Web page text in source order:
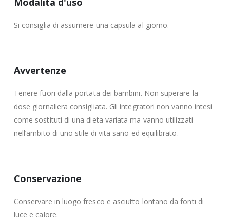
Si consiglia di assumere una capsula al giorno.
Avvertenze
Tenere fuori dalla portata dei bambini. Non superare la
dose giornaliera consigliata. Gli integratori non vanno intesi
come sostituti di una dieta variata ma vanno utilizzati
nell’ambito di uno stile di vita sano ed equilibrato.
Conservazione
Conservare in luogo fresco e asciutto lontano da fonti di
luce e calore.